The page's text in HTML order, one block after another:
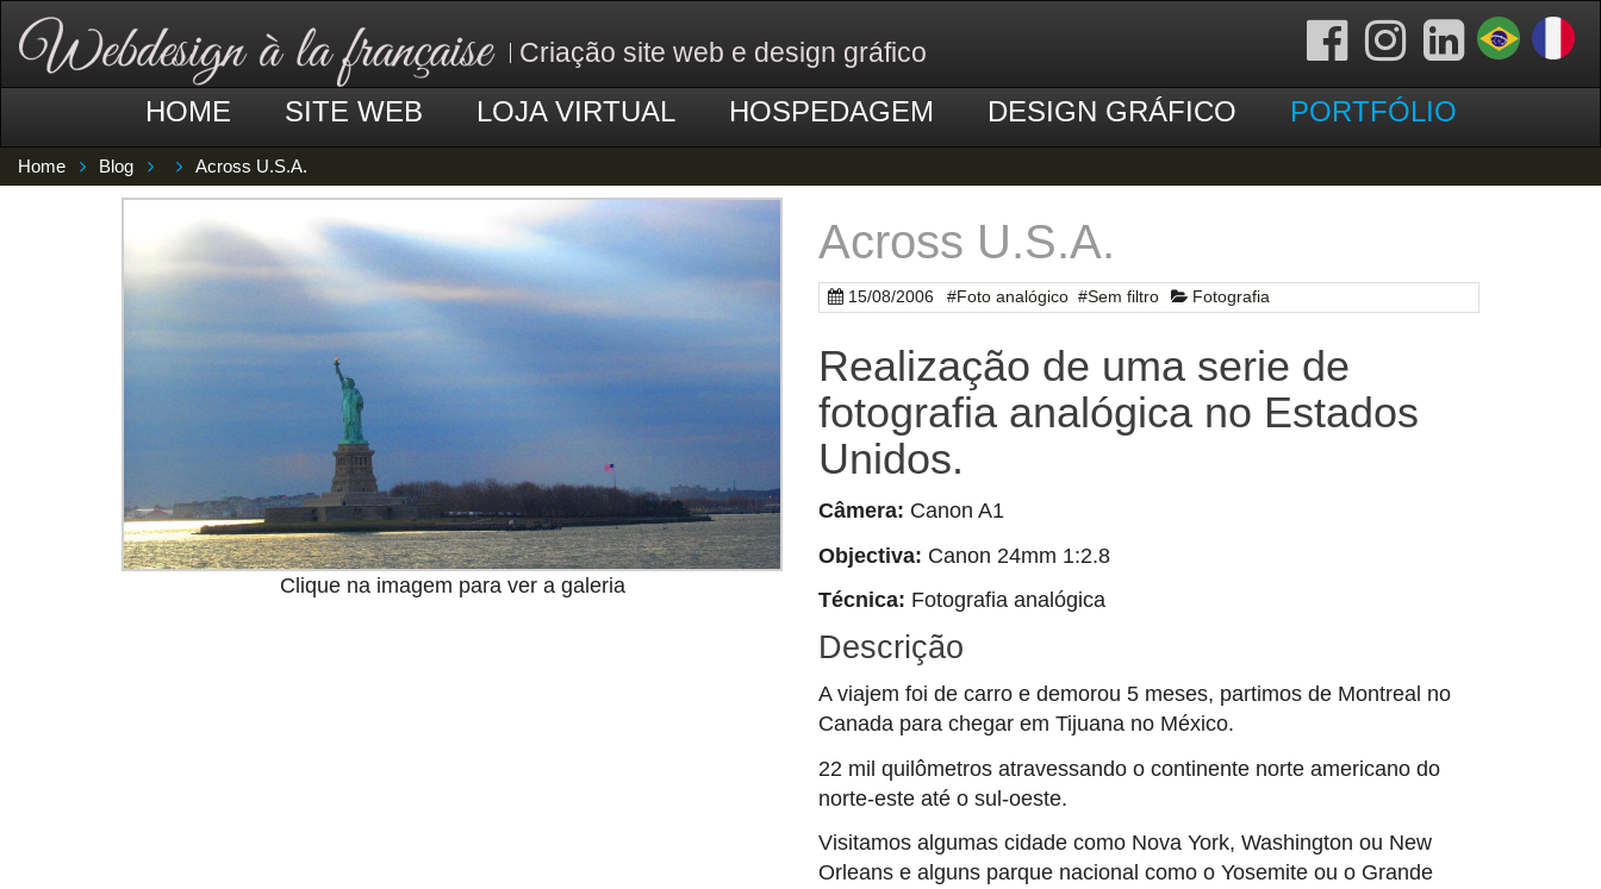
Criação site web e design gráfico
HOME SITE WEB LOJA VIRTUAL HOSPEDAGEM DESIGN GRÁFICO PORTFÓLIO
Home Blog Across U.S.A.
Across U.S.A.
15/08/2006 #Foto analógico#Sem filtro Fotografia
Realização de uma serie de
fotografia analógica no Estados
Unidos.
Câmera: Canon A1
Objectiva: Canon 24mm 1:2.8
Técnica: Fotografia analógica
Descrição
A viajem foi de carro e demorou 5 meses, partimos de Montreal no
Canada para chegar em Tijuana no México.
22 mil quilômetros atravessando o continente norte americano do
norte-este até o sul-oeste.
Visitamos algumas cidade como Nova York, Washington ou New
Orleans e alguns parque nacional como o Yosemite ou o Grande